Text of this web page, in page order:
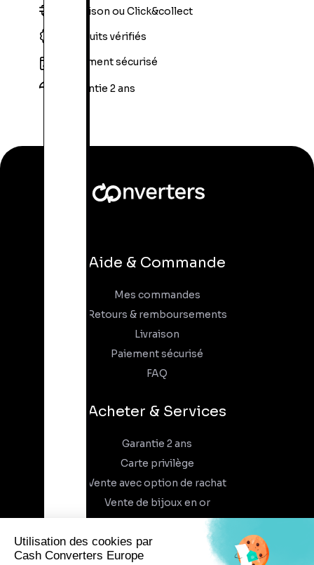
Livraison ou Click&collect
Produits vérifiés
Paiement sécurisé
Garantie 2 ans
Aide & Commande
Mes commandes
Retours & remboursements
Livraison
Paiement sécurisé
FAQ
Acheter & Services
Garantie 2 ans
Carte privilège
Vente avec option de rachat
Vente de bijoux en or
À propos